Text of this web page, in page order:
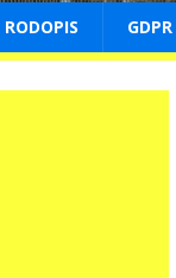
RODOPIS GDPR